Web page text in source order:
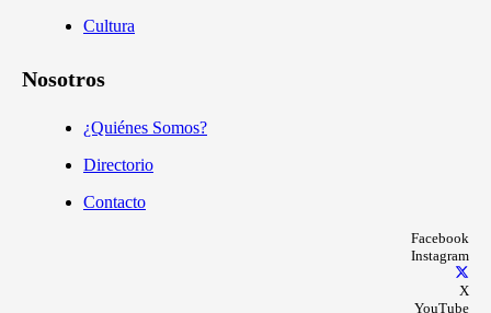
Cultura
Nosotros
¿Quiénes Somos?
Directorio
Contacto
Facebook
Instagram
X
YouTube